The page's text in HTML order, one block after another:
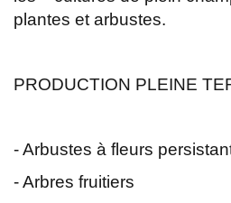
plantes et arbustes.
PRODUCTION PLEINE
- Arbustes à fleurs
- Arbres fruitiers